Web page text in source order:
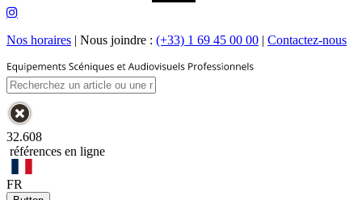
Nos horaires | Nous joindre : (+33) 1 69 45 00 00 | Contactez-nous
32.608
références en ligne
FR